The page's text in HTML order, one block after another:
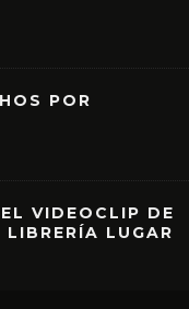
POR
VIDEOCLIP DE
LUGAR